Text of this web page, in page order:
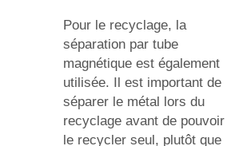
Pour le recyclage, la
séparation par tube
magnétique est également
utilisée. Il est important de
séparer le métal lors du
recyclage avant de pouvoir
le recycler seul, plutôt que